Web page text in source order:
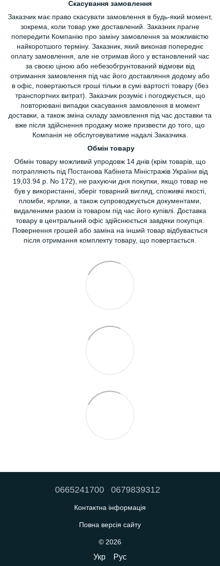
Скасування замовлення
Заказчик має право скасувати замовлення в будь-який момент,
зокрема, коли товар уже доставлений. Заказник прагне
попередити Компанію про заміну замовлення за можливістю
найкоротшого терміну. Заказник, який виконав попереднє
оплату замовлення, але не отримав його у встановлений час
за своєю ціною або небезобгрунтований відмови від
отримання замовлення під час його доставляння додому або
в офіс, повертаються гроші тільки в сумі вартості товару (без
транспортних витрат). Заказчик розуміє і погоджується, що
повторювані випадки скасування замовлення в момент
доставки, а також зміна складу замовлення під час доставки та
вже після здійснення продажу може призвести до того, що
Компанія не обслуговуватиме надалі Заказчика.
Обмін товару
Обмін товару можливий упродовж 14 днів (крім товарів, що
потрапляють під Постанова Кабінета Міністражів України від
19,03.94 р. No 172), не рахуючи дня покупки, якщо товар не
був у використанні, зберіг товарний вигляд, споживчі якості,
пломби, ярлики, а також супроводжується документами,
видаленими разом із товаром під час його купівлі. Доставка
товару в центральний офіс здійснюється завдяки покупця.
Повернення грошей або заміна на інший товар відбувається
після отримання комплекту товару, що повертається.
0665241700 0679839312
Контактна інформація
Повна версія сайту
© 2026
Укр Рус